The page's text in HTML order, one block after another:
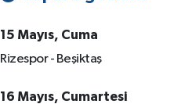
15 Mayıs, Cuma
Rizespor - Beşiktaş
16 Mayıs, Cumartesi